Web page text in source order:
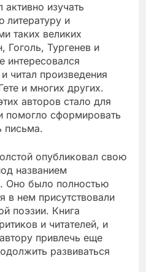
изучать
литературу и
таких великих
Гоголь, Тургенев и
интересовался
читал произведения
и многих других.
авторов стало для
сформировать
письма.
опубликовал свою
названием
Оно было полностью
в нем присутствовали
поэзии. Книга
и читателей, и
привлечь еще
развиваться